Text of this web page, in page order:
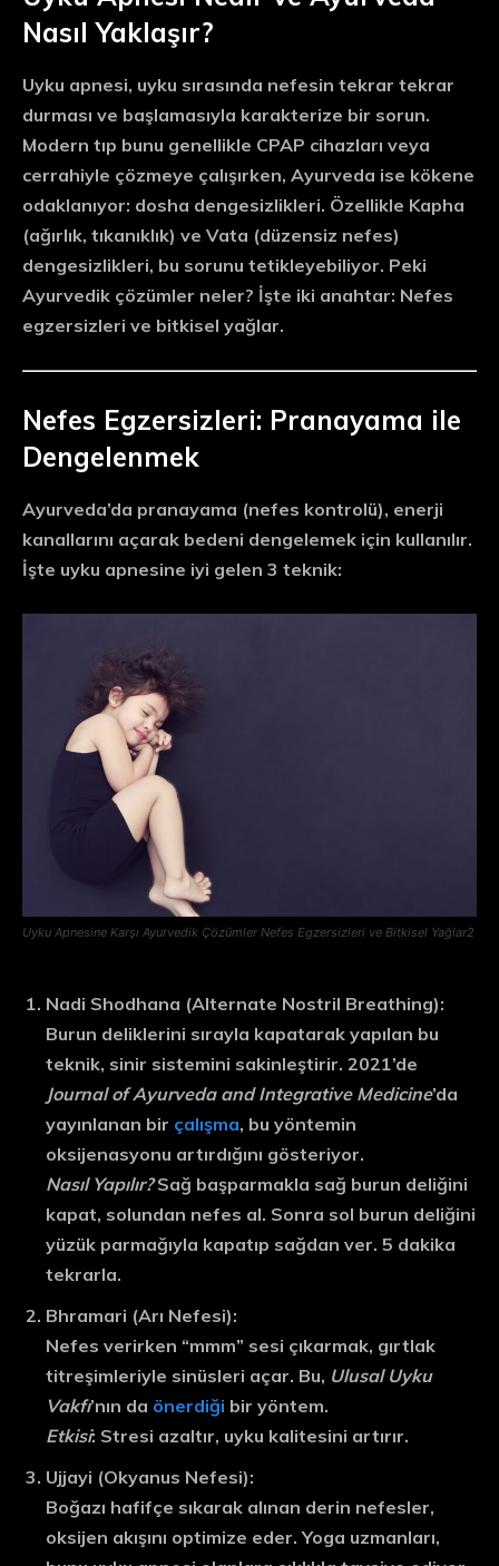
Nasıl Yaklaşır?
Uyku apnesi, uyku sırasında nefesin tekrar tekrar
durması ve başlamasıyla karakterize bir sorun.
Modern tıp bunu genellikle CPAP cihazları veya
cerrahiyle çözmeye çalışırken, Ayurveda ise kökene
odaklanıyor: dosha dengesizlikleri. Özellikle Kapha
(ağırlık, tıkanıklık) ve Vata (düzensiz nefes)
dengesizlikleri, bu sorunu tetikleyebiliyor. Peki
Ayurvedik çözümler neler? İşte iki anahtar: Nefes
egzersizleri ve bitkisel yağlar.
Nefes Egzersizleri: Pranayama ile
Dengelenmek
Ayurveda’da pranayama (nefes kontrolü), enerji
kanallarını açarak bedeni dengelemek için kullanılır.
İşte uyku apnesine iyi gelen 3 teknik:
Uyku Apnesine Karşı Ayurvedik Çözümler Nefes Egzersizleri ve Bitkisel Yağlar2
Nadi Shodhana (Alternate Nostril Breathing):
Burun deliklerini sırayla kapatarak yapılan bu
teknik, sinir sistemini sakinleştirir. 2021’de
Journal of Ayurveda and Integrative Medicine’da
yayınlanan bir çalışma, bu yöntemin
oksijenasyonu artırdığını gösteriyor.
Nasıl Yapılır?Sağ başparmakla sağ burun deliğini
kapat, solundan nefes al. Sonra sol burun deliğini
yüzük parmağıyla kapatıp sağdan ver. 5 dakika
tekrarla.
Bhramari (Arı Nefesi):
Nefes verirken “mmm” sesi çıkarmak, gırtlak
titreşimleriyle sinüsleri açar. Bu, Ulusal Uyku
Vakfı’nın da önerdiği bir yöntem.
Etkisi: Stresi azaltır, uyku kalitesini artırır.
Ujjayi (Okyanus Nefesi):
Boğazı hafifçe sıkarak alınan derin nefesler,
oksijen akışını optimize eder. Yoga uzmanları,